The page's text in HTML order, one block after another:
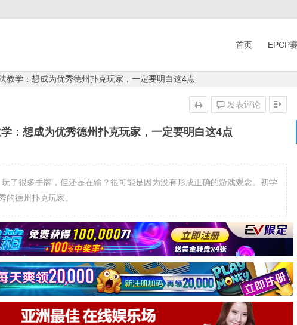
首页 EPCP
教学：想成为优秀德州扑克玩家，一定要明白这4点
学：想成为优秀德州扑克玩家，一定要明白这4点
发表评论
了很多手牌，但还是在输？很可能是因为没有形成正确的游戏观念。初学
的德州扑克玩家。